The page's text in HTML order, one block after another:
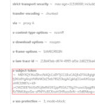
证
用
户
指
南
私